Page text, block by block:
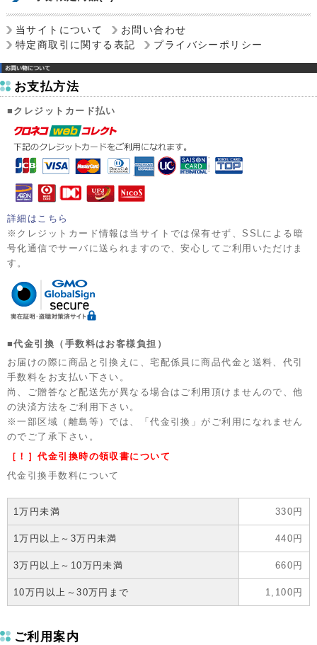
当サイトについて
お問い合わせ
特定商取引に関する表記
プライバシーポリシー
お支払方法
■クレジットカード払い
詳細はこちら
※クレジットカード情報は当サイトでは保有せず、SSLによる暗
号化通信でサーバに送られますので、安心してご利用いただけま
す。
■代金引換（手数料はお客様負担）
お届けの際に商品と引換えに、宅配係員に商品代金と送料、代引
手数料をお支払い下さい。
尚、ご贈答など配送先が異なる場合はご利用頂けませんので、他
の決済方法をご利用下さい。
※一部区域（離島等）では、「代金引換」がご利用になれません
のでご了承下さい。
［！］代金引換時の領収書について
代金引換手数料について
1万円未満 330円
1万円以上～3万円未満 440円
3万円以上～10万円未満 660円
10万円以上～30万円まで 1,100円
ご利用案内